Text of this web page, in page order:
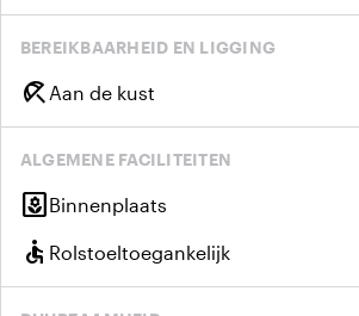
BEREIKBAARHEID EN LIGGING
beach_access Aan de kust
ALGEMENE FACILITEITEN
yardBinnenplaats
accessible Rolstoeltoegankelijk